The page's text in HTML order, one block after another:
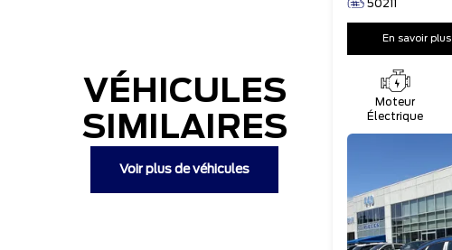
VÉHICULES
SIMILAIRES
Voir plus de véhicules
50211
En savoir plus
Moteur
Électrique